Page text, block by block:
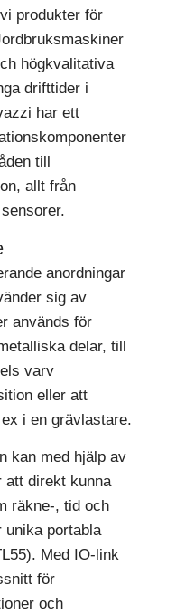
produkter för
högkvalitativa
drifttider i
har ett
till
allt från
anordningar
sig av
används för
delar, till
varv
eller att
i en grävlastare.
kan med hjälp av
att direkt kunna
räkne-, tid och
unika portabla
Med IO-link
för
och